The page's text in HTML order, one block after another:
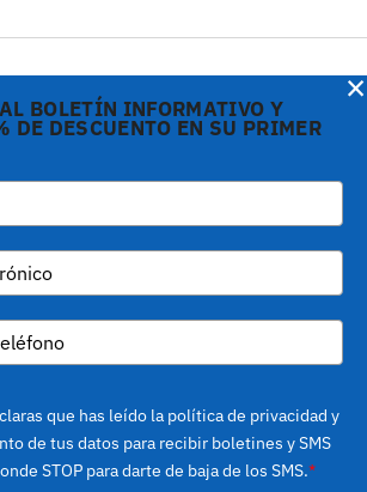
Gi.Metal
- 51037
PT
Teléfono:+39 0573
1943680-
UI v. 0.0.240 prod
(gde890d5 15/07/26tag
BOLETÍN INFORMATIVO Y
DE DESCUENTO EN SU PRIMER
que has leído la política de privacidad y
de tus datos para recibir boletines y SMS
STOP para darte de baja de los SMS.*
×